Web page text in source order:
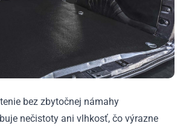
bez zbytočnej námahy
nečistoty ani vlhkosť, čo výrazne